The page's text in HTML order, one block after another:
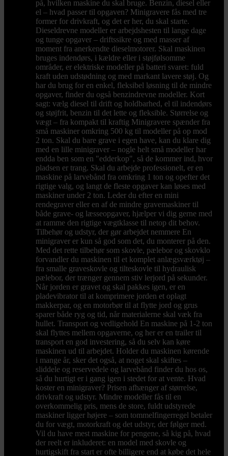
på, hvilken maskine du skal bruge. Benzin, diesel eller
el – hvad passer til opgaven? Minigravere fås med tre
former for drivkraft, og det er her, du skal starte.
Dieseldrevne modeller er arbejdshesten til lange dage
og tunge opgaver – driftssikre og med masser af
moment fra anerkendte dieselmotorer. Skal maskinen
bruges indendørs, i kældre eller i støjfølsomme
områder, er elektriske modeller på batteri svaret: fuld
kraft uden udstødning og med markant lavere støj. Og
har du brug for en enkel, fleksibel løsning til de mindre
opgaver, finder du også benzindrevne modeller. Kort
sagt: vælg diesel til drift og holdbarhed, el til indendørs
og støjfrit, benzin til det lette og fleksible. Størrelse og
vægt – fra kompakt til kraftig Minigravere spænder fra
små maskiner omkring 500 kg til modeller på op mod
2 ton. Skal du bare grave i egen have, kan du klare dig
med en lille minigraver – nogle helt små modeller har
endda ben som en "edderkop", så de kommer ind, hvor
pladsen er trang. Skal du arbejde professionelt, er en
maskine på larvebånd fra omkring 1 ton og opefter det
rigtige valg, og langt de fleste opgaver kan løses med
maskiner under 2 ton. Leder du efter en mini
rendegraver eller en af de mindre gravemaskiner til
både grave- og læsseopgaver, hjælper vi dig gerne med
at ramme den rigtige vægtklasse til netop dit behov.
Tilbehør og udstyr, der gør arbejdet nemmere En
minigraver er kun så god som det, du monterer på den.
Med det rette tilbehør som skovle, pælebor og skovklo
forvandler du maskinen til et komplet anlægsværktøj –
fra smalle graveskovle og tilteskovle til hydraulisk
pælebor, der trænger gennem stiv lerjord på sekunder.
Når jorden er gravet og skal pakkes igen, er en
pladevibrator til at komprimere jorden et oplagt
makkerpar, og en motorbør til at flytte jord og grus
sparer både ryg og tid, når materialerne skal væk fra
hullet. Transport og vedligehold En maskine på 1-2 ton
skal flyttes mellem opgaverne, og her er en trailer til
transport en god investering, så du selv kan køre
maskinen ud til arbejdet. Holder du maskinen kørende
i mange år, sker det også, at noget skal skiftes –
sliddele og reservedele og larvebånd finder du hos os,
så du hurtigt er i gang igen i stedet for at vente. Hvad
koster en minigraver? Prisen afhænger af størrelse,
drivkraft og udstyr. Mindre modeller fås til en
overkommelig pris, mens de store, fuldt udstyrede
maskiner ligger højere – som tommelfingerregel betaler
du for vægt, motorkraft og det udstyr, der følger med.
Vil du have mest maskine for pengene, så kig på, hvad
der reelt er inkluderet: en model med skovle og
hurtigskift fra start er ofte billigere end at købe det hele